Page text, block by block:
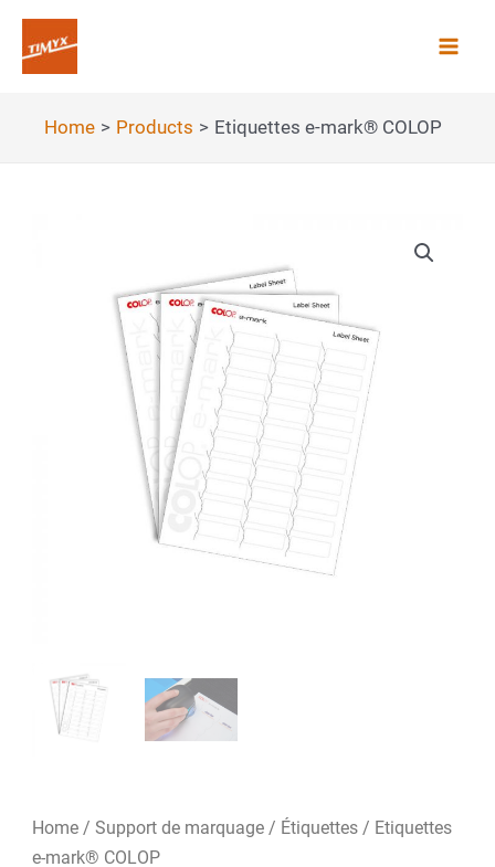
Skip
content
Home Products Etiquettes e-mark® COLOP
Home /Support de marquage / Étiquettes / Etiquettes
e-mark® COLOP